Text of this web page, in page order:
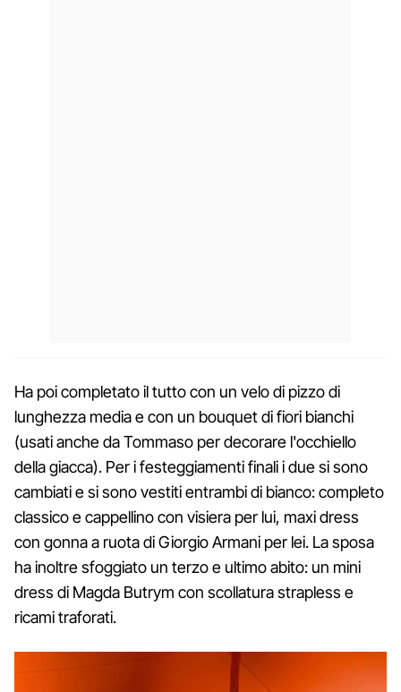
Ha poi completato il tutto con un velo di pizzo di
lunghezza media e con un bouquet di fiori bianchi
(usati anche da Tommaso per decorare l'occhiello
della giacca). Per i festeggiamenti finali i due si sono
cambiati e si sono vestiti entrambi di bianco: completo
classico e cappellino con visiera per lui, maxi dress
con gonna a ruota di Giorgio Armani per lei. La sposa
ha inoltre sfoggiato un terzo e ultimo abito: un mini
dress di Magda Butrym con scollatura strapless e
ricami traforati.